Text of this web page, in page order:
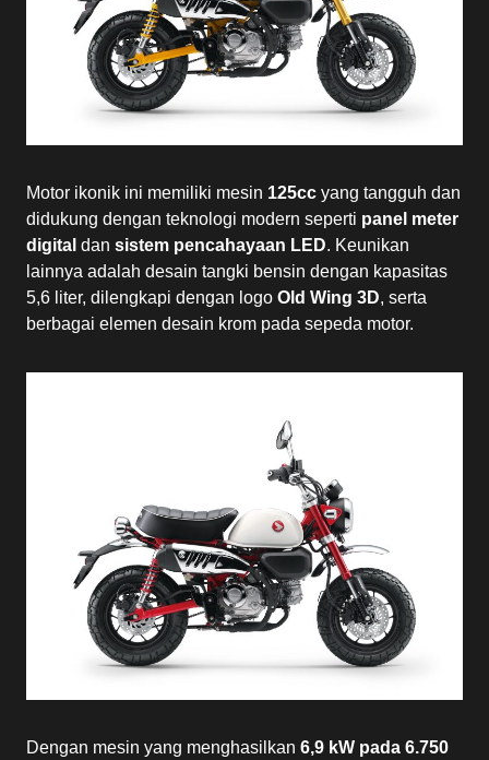
Motor ikonik ini memiliki mesin 125cc yang tangguh dan
didukung dengan teknologi modern seperti panel meter
digital dan sistem pencahayaan LED. Keunikan
lainnya adalah desain tangki bensin dengan kapasitas
5,6 liter, dilengkapi dengan logo Old Wing 3D, serta
berbagai elemen desain krom pada sepeda motor.
Dengan mesin yang menghasilkan 6,9 kW pada 6.750